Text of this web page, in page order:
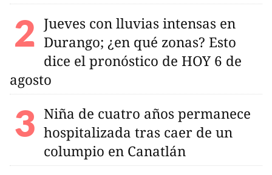
Jueves con lluvias intensas en
Durango; ¿en qué zonas? Esto
dice el pronóstico de HOY 6 de
agosto
Niña de cuatro años permanece
hospitalizada tras caer de un
columpio en Canatlán